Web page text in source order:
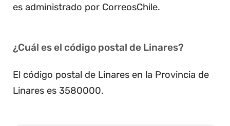
es administrado por CorreosChile.
¿Cuál es el código postal de Linares?
El código postal de Linares en la Provincia de
Linares es 3580000.